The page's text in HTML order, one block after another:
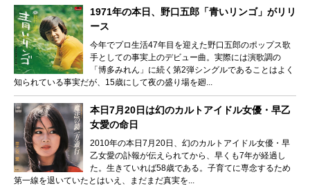
1971年の本日、野口五郎「青いリンゴ」がリリ
ース
今年でプロ生活47年目を迎えた野口五郎のポップス歌
手としての事実上のデビュー曲。実際には演歌調の
「博多みれん」に続く第2弾シングルであることはよく
知られている事実だが、15歳にして夜の盛り場を廻...
本日7月20日は幻のカルトアイドル女優・早乙
女愛の命日
2010年の本日7月20日、幻のカルトアイドル女優・早
乙女愛の訃報が伝えられてから、早くも7年が経過し
た。生きていれば58歳である。子育てに専念するため
第一線を退いていたとはいえ、まだまだ真実を...